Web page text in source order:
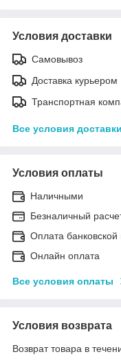
Условия доставки
Самовывоз
Доставка курьером
Транспортная
Все условия доставки
Условия оплаты
Наличными
Безналичный
Оплата банковской
Онлайн оплата
Все условия оплаты
Условия возврата
Возврат товара в